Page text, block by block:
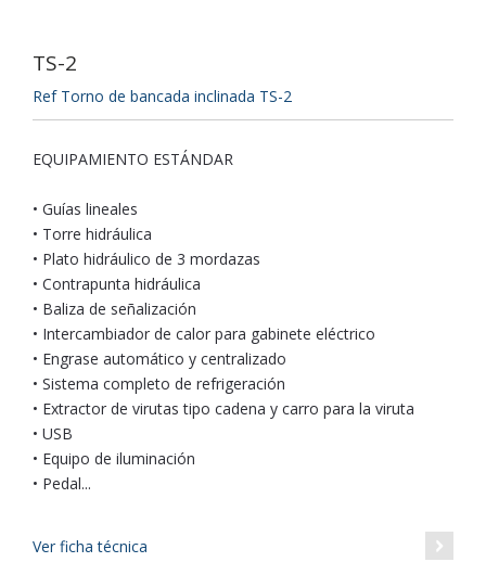
TS-2
Ref Torno de bancada inclinada TS-2
EQUIPAMIENTO ESTÁNDAR
• Guías lineales
• Torre hidráulica
• Plato hidráulico de 3 mordazas
• Contrapunta hidráulica
• Baliza de señalización
• Intercambiador de calor para gabinete eléctrico
• Engrase automático y centralizado
• Sistema completo de refrigeración
• Extractor de virutas tipo cadena y carro para la viruta
• USB
• Equipo de iluminación
• Pedal...
Ver ficha técnica